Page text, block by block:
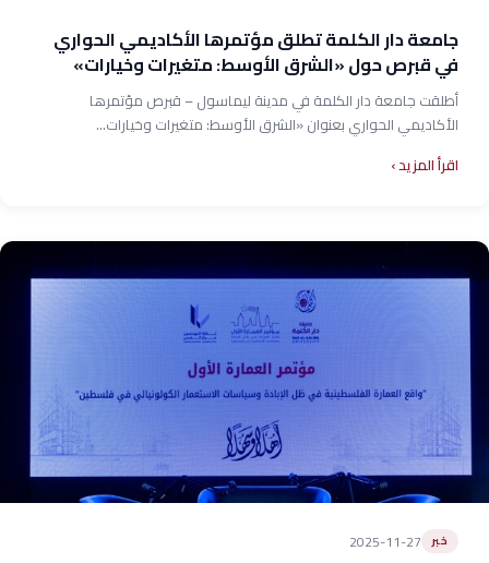
جامعة دار الكلمة تطلق مؤتمرها الأكاديمي الحواري
في قبرص حول «الشرق الأوسط: متغيرات وخيارات»
أطلقت جامعة دار الكلمة في مدينة ليماسول – قبرص مؤتمرها
الأكاديمي الحواري بعنوان «الشرق الأوسط: متغيرات وخيارات...
اقرأ المزيد
خبر 2025-11-27